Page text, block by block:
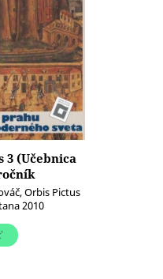
3 (Učebnica
škôl) (Na
Orbis Pictus
2010